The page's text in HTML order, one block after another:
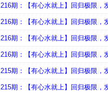
216期：【有心水就上】回归极限，
216期：【有心水就上】回归极限，
216期：【有心水就上】回归极限，
216期：【有心水就上】回归极限，
215期：【有心水就上】回归极限，
215期：【有心水就上】回归极限，